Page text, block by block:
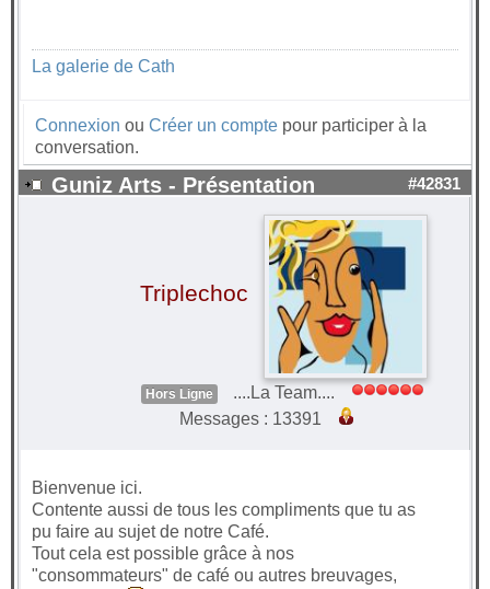
La galerie de Cath
Connexion ou Créer un compte pour participer à la
conversation.
Guniz Arts - Présentation #42831
Triplechoc
Hors Ligne
....La Team....
Messages : 13391
Bienvenue ici.
Contente aussi de tous les compliments que tu as
pu faire au sujet de notre Café.
Tout cela est possible grâce à nos
"consommateurs" de café ou autres breuvages,